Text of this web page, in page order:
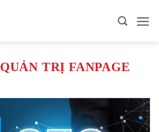
QUẢN TRỊ FANPAGE